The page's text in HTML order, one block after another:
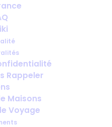
Rappeler
Maisons
Voyage
lors des
oxygène (et
éviter)
| INFRANÇAIS